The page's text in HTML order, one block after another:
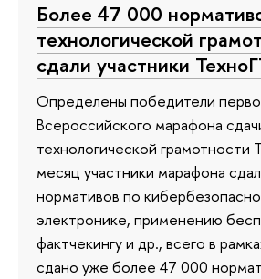
Более 47 000
технологической
сдали участники
Определены победители
Всероссийского марафона
технологической грамотности
месяц участники марафона
нормативов по
электронике, применению
фактчекингу и др., всего в
сдано уже более 47 000